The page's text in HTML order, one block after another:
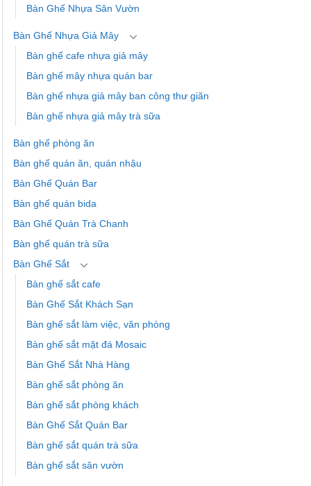
Bàn Ghế Nhựa Sân Vườn
Bàn Ghế Nhựa Giả Mây
Bàn ghế cafe nhựa giả mây
Bàn ghế mây nhựa quán bar
Bàn ghế nhựa giả mây ban công thư giãn
Bàn ghế nhựa giả mây trà sữa
Bàn ghế phòng ăn
Bàn ghế quán ăn, quán nhậu
Bàn Ghế Quán Bar
Bàn ghế quán bida
Bàn Ghế Quán Trà Chanh
Bàn ghế quán trà sữa
Bàn Ghế Sắt
Bàn ghế sắt cafe
Bàn Ghế Sắt Khách Sạn
Bàn ghế sắt làm việc, văn phòng
Bàn ghế sắt mặt đá Mosaic
Bàn Ghế Sắt Nhà Hàng
Bàn ghế sắt phòng ăn
Bàn ghế sắt phòng khách
Bàn Ghế Sắt Quán Bar
Bàn ghế sắt quán trà sữa
Bàn ghế sắt sân vườn